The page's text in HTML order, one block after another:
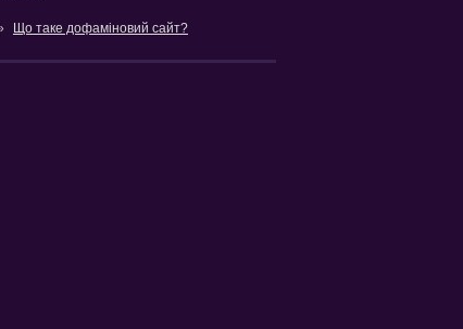
Що таке дофаміновий сайт?